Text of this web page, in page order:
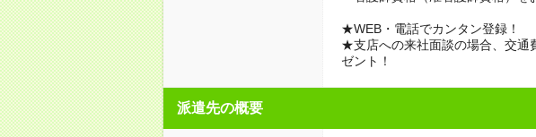
★WEB・電話でカンタン登録！
★支店への来社面談の場合、交通
ゼント！
派遣先の概要